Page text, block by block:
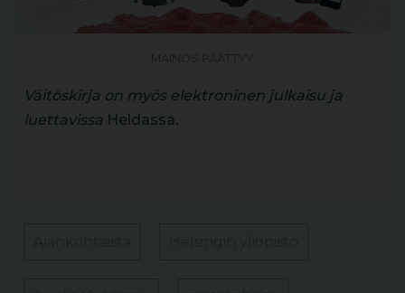
Väitöskirja on myös elektroninen julkaisu ja
luettavissa Heldassa.